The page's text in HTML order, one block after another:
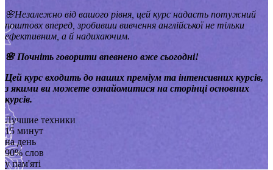
🌸Незалежно від вашого рівня, цей курс надасть потужний
поштовх вперед, зробивши вивчення англійської не тільки
ефективним, а й надихаючим.
🌸 Почніть говорити впевнено вже сьогодні!
Цей курс входить до наших преміум та інтенсивних курсів,
з якими ви можете ознайомитися на сторінці основних
курсів.
Лучшие техники
15 минут
на день
90% слов
у пам'яті